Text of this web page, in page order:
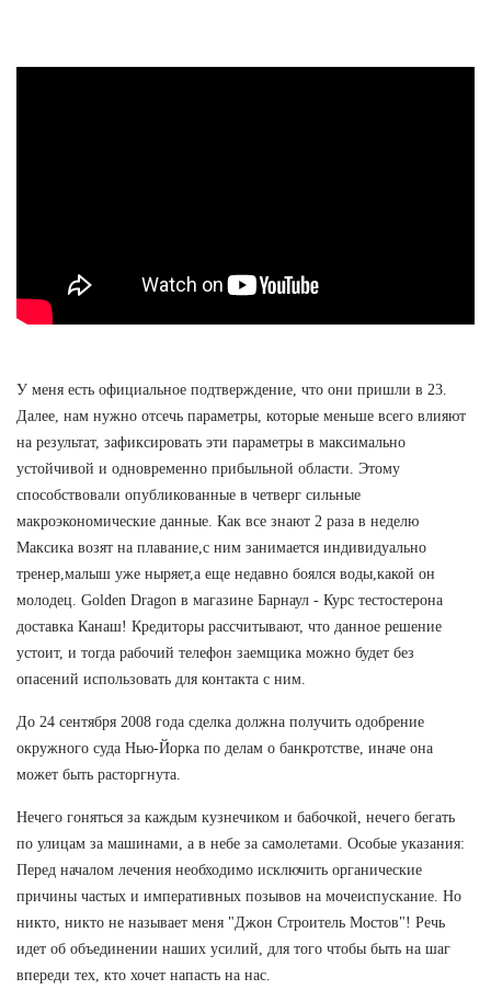
У меня есть официальное подтверждение, что они пришли в 23.
Далее, нам нужно отсечь параметры, которые меньше всего влияют
на результат, зафиксировать эти параметры в максимально
устойчивой и одновременно прибыльной области. Этому
способствовали опубликованные в четверг сильные
макроэкономические данные. Как все знают 2 раза в неделю
Максика возят на плавание,с ним занимается индивидуально
тренер,малыш уже ныряет,а еще недавно боялся воды,какой он
молодец. Golden Dragon в магазине Барнаул - Курс тестостерона
доставка Канаш! Кредиторы рассчитывают, что данное решение
устоит, и тогда рабочий телефон заемщика можно будет без
опасений использовать для контакта с ним.
До 24 сентября 2008 года сделка должна получить одобрение
окружного суда Нью-Йорка по делам о банкротстве, иначе она
может быть расторгнута.
Нечего гоняться за каждым кузнечиком и бабочкой, нечего бегать
по улицам за машинами, а в небе за самолетами. Особые указания:
Перед началом лечения необходимо исключить органические
причины частых и императивных позывов на мочеиспускание. Но
никто, никто не называет меня "Джон Строитель Мостов"! Речь
идет об объединении наших усилий, для того чтобы быть на шаг
впереди тех, кто хочет напасть на нас.